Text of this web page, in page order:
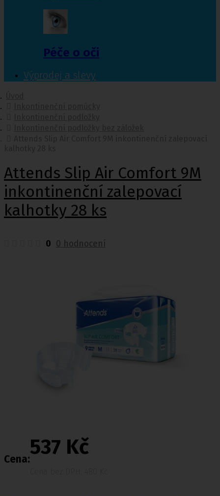
Péče o oči
Výprodej a slevy
Attends Slip Air Comfort 9M
inkontinenční zalepovací
kalhotky 28 ks
0 0 hodnocení
Cena:
537 Kč